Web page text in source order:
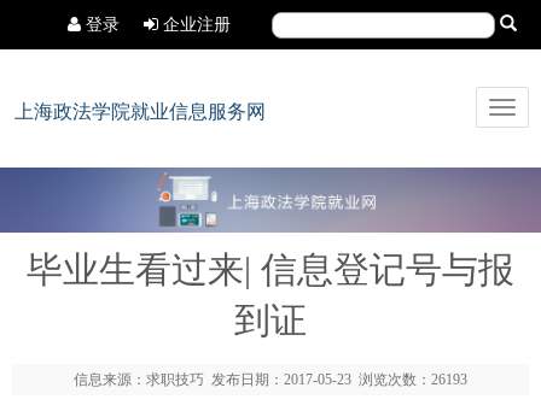
企业注册
登录
上海政法学院就业信息服务网
毕业生看过来| 信息登记号与报
到证
信息来源：求职技巧 发布日期：2017-05-23 浏览次数：26193